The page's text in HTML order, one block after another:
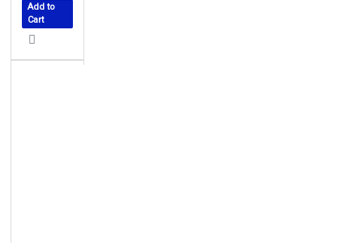
Add to
Cart